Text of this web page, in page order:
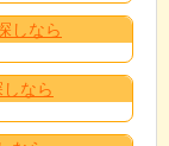
しなら
なら